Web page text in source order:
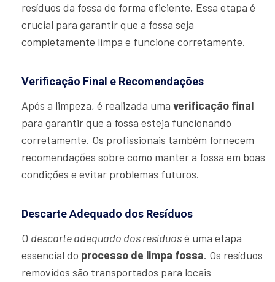
resíduos da fossa de forma eficiente. Essa etapa é
crucial para garantir que a fossa seja
completamente limpa e funcione corretamente.
Verificação Final e Recomendações
Após a limpeza, é realizada uma verificação final
para garantir que a fossa esteja funcionando
corretamente. Os profissionais também fornecem
recomendações sobre como manter a fossa em boas
condições e evitar problemas futuros.
Descarte Adequado dos Resíduos
O descarte adequado dos resíduosé uma etapa
essencial do processo de limpa fossa. Os resíduos
removidos são transportados para locais